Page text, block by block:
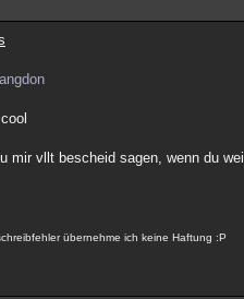
mir vllt bescheid sagen, wenn du
übernehme ich keine Haftung :P